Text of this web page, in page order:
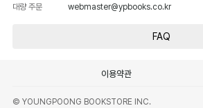
대량 주문
webmaster@ypbooks.co.kr
FAQ
이용약관
© YOUNGPOONG BOOKSTORE INC.